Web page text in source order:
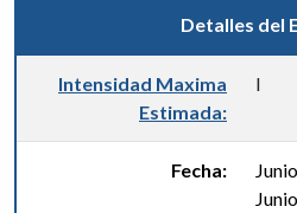
Detalles del
Intensidad Maxima
Estimada:
I
Fecha: